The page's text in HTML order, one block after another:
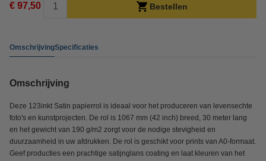
€ 97,50 Bestellen
OmschrijvingSpecificaties
Omschrijving
Deze 123inkt Satin papierrol is ideaal voor het produceren van levensechte
foto's en kunstprojecten. De rol is 1067 mm (42 inch) breed, 30 meter lang
en het gewicht van 190 g/m2 zorgt voor de nodige stevigheid en
duurzaamheid in uw afdrukken. De rol is geschikt voor prints van A0-formaat.
Geef producties een prachtige satijnglans coating en laat kleuren van het